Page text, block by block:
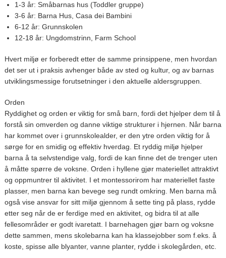
1-3 år: Småbarnas hus (Toddler gruppe)
3-6 år: Barna Hus, Casa dei Bambini
6-12 år: Grunnskolen
12-18 år: Ungdomstrinn, Farm School
Hvert miljø er forberedt etter de samme prinsippene, men hvordan
det ser ut i praksis avhenger både av sted og kultur, og av barnas
utviklingsmessige forutsetninger i den aktuelle aldersgruppen.
Orden
Ryddighet og orden er viktig for små barn, fordi det hjelper dem til å
forstå sin omverden og danne viktige strukturer i hjernen. Når barna
har kommet over i grunnskolealder, er den ytre orden viktig for å
sørge for en smidig og effektiv hverdag. Et ryddig miljø hjelper
barna å ta selvstendige valg, fordi de kan finne det de trenger uten
å måtte spørre de voksne. Orden i hyllene gjør materiellet attraktivt
og oppmuntrer til aktivitet. I et montessorirom har materiellet faste
plasser, men barna kan bevege seg rundt omkring. Men barna må
også vise ansvar for sitt miljø gjennom å sette ting på plass, rydde
etter seg når de er ferdige med en aktivitet, og bidra til at alle
fellesområder er godt ivaretatt. I barnehagen gjør barn og voksne
dette sammen, mens skolebarna kan ha klassejobber som f.eks. å
koste, spisse alle blyanter, vanne planter, rydde i skolegården, etc.